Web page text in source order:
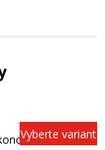
šedá
Vyberte variant